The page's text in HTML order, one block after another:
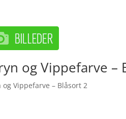
og Vippefarve
og Vippefarve – Blåsort 2